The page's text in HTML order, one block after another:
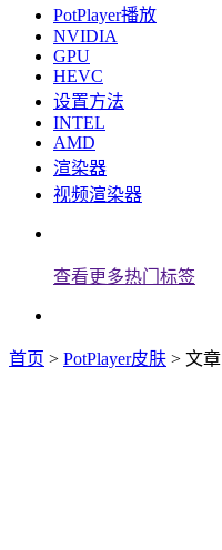
PotPlayer播放
NVIDIA
GPU
HEVC
设置方法
INTEL
AMD
渲染器
视频渲染器
查看更多热门标签
首页 > PotPlayer皮肤 > 文章